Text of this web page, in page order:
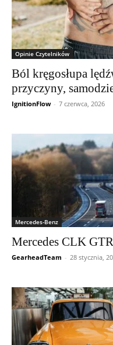
Opinie Czytelników
Ból kręgosłupa
przyczyny,
IgnitionFlow - 7 czerwca, 2026
Mercedes-Benz
Mercedes CLK
GearheadTeam - 28 stycznia,